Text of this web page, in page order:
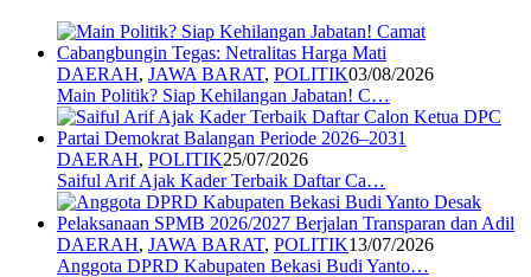
DAERAH, JAWA BARAT, POLITIK03/08/2026
Main Politik? Siap Kehilangan Jabatan! C…
DAERAH, POLITIK25/07/2026
Saiful Arif Ajak Kader Terbaik Daftar Ca…
DAERAH, JAWA BARAT, POLITIK13/07/2026
Anggota DPRD Kabupaten Bekasi Budi Yanto…